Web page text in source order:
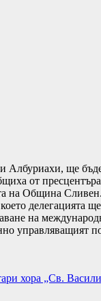
ще
от
на Община Сливен.
делегацията
на
хора „Св.